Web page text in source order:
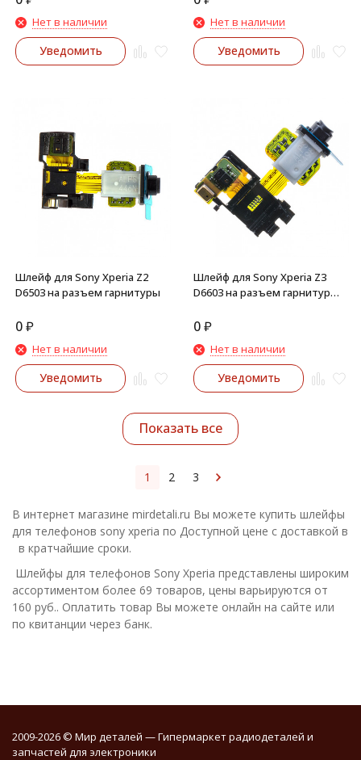
Нет в наличии
Уведомить
Нет в наличии
Уведомить
Шлейф для Sony Xperia Z2
D6503 на разъем гарнитуры
0₽
Нет в наличии
Уведомить
Шлейф для Sony Xperia Z3
D6603 на разъем гарнитуры,
0₽
Нет в наличии
Уведомить
Показать все
1 2 3
В интернет магазине mirdetali.ru Вы можете купить шлейфы
для телефонов sony xperia по Доступной цене с доставкой в
в кратчайшие сроки.
Шлейфы для телефонов Sony Xperia представлены широким
ассортиментом более 69 товаров, цены варьируются от
160 руб.. Оплатить товар Вы можете онлайн на сайте или
по квитанции через банк.
2009-2026 © Мир деталей — Гипермаркет радиодеталей и
запчастей для электроники